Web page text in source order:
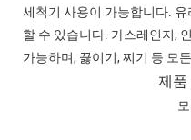
세척기 사용이 가능합니다.
할 수 있습니다. 가스레인지,
가능하며, 끓이기, 찌기 등 모
제